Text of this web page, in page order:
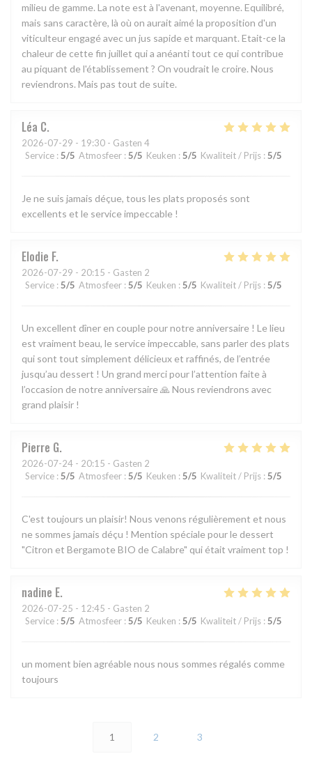
milieu de gamme. La note est à l'avenant, moyenne. Equilibré,
mais sans caractère, là où on aurait aimé la proposition d'un
viticulteur engagé avec un jus sapide et marquant. Etait-ce la
chaleur de cette fin juillet qui a anéanti tout ce qui contribue
au piquant de l'établissement ? On voudrait le croire. Nous
reviendrons. Mais pas tout de suite.
Léa C
2026-07-29 - 19:30 - Gasten 4
Service : 5/5 Atmosfeer : 5/5 Keuken : 5/5 Kwaliteit / Prijs : 5/5
Je ne suis jamais déçue, tous les plats proposés sont
excellents et le service impeccable !
Elodie F
2026-07-29 - 20:15 - Gasten 2
Service : 5/5 Atmosfeer : 5/5 Keuken : 5/5 Kwaliteit / Prijs : 5/5
Un excellent dîner en couple pour notre anniversaire ! Le lieu
est vraiment beau, le service impeccable, sans parler des plats
qui sont tout simplement délicieux et raffinés, de l’entrée
jusqu’au dessert ! Un grand merci pour l’attention faite à
l’occasion de notre anniversaire 🙏 Nous reviendrons avec
grand plaisir !
Pierre G
2026-07-24 - 20:15 - Gasten 2
Service : 5/5 Atmosfeer : 5/5 Keuken : 5/5 Kwaliteit / Prijs : 5/5
C'est toujours un plaisir! Nous venons régulièrement et nous
ne sommes jamais déçu ! Mention spéciale pour le dessert
"Citron et Bergamote BIO de Calabre" qui était vraiment top !
nadine E
2026-07-25 - 12:45 - Gasten 2
Service : 5/5 Atmosfeer : 5/5 Keuken : 5/5 Kwaliteit / Prijs : 5/5
un moment bien agréable nous nous sommes régalés comme
toujours
1 2 3